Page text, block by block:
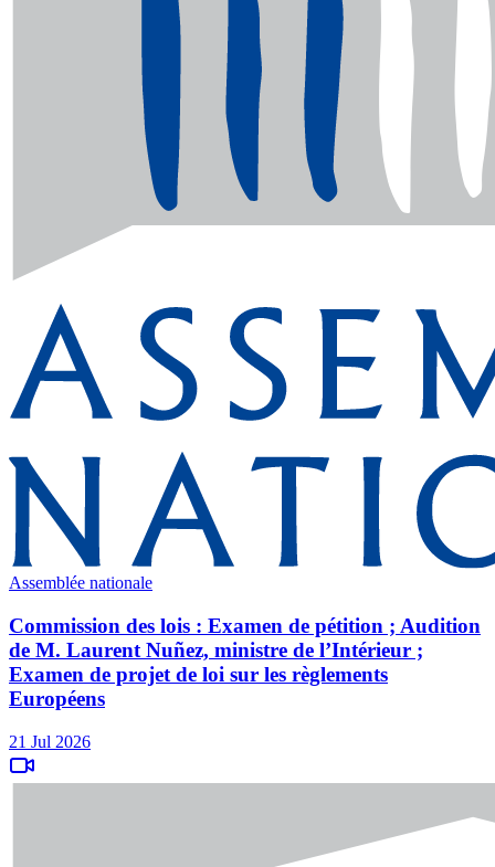
Assemblée nationale
Commission des lois : Examen de pétition ; Audition
de M. Laurent Nuñez, ministre de l’Intérieur ;
Examen de projet de loi sur les règlements
Européens
21 Jul 2026